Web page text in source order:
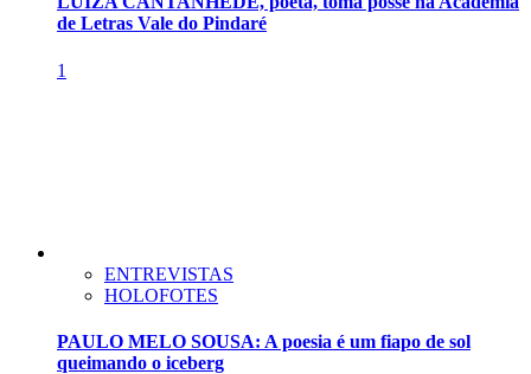
de Letras Vale do Pindaré
1
ENTREVISTAS
HOLOFOTES
PAULO MELO SOUSA: A poesia é um fiapo de sol
queimando o iceberg